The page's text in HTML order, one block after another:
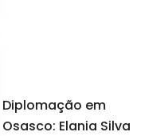
Diplomação em
Osasco: Elania Silva